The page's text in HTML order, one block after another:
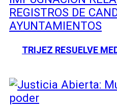
TRIJEZ RESUELVE